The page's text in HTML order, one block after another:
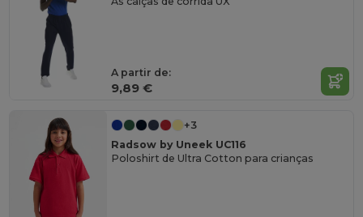
A partir de:
9,89 €
+3
Radsow by Uneek UC116
Poloshirt de Ultra Cotton para crianças